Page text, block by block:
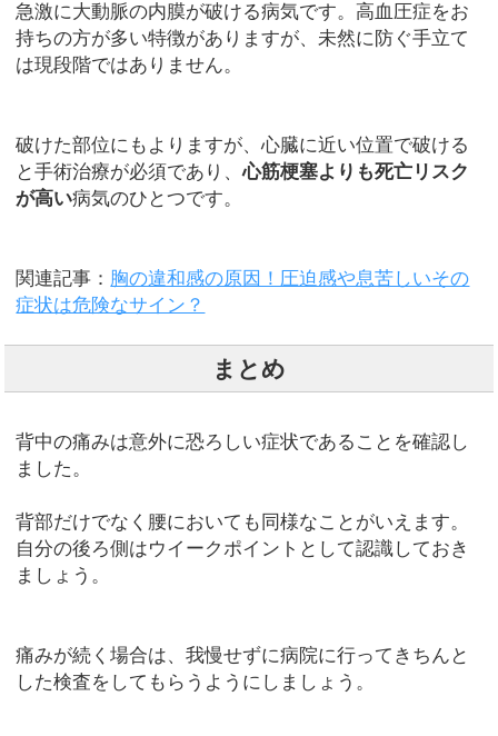
急激に大動脈の内膜が破ける病気です。高血圧症をお
持ちの方が多い特徴がありますが、未然に防ぐ手立て
は現段階ではありません。
破けた部位にもよりますが、心臓に近い位置で破ける
と手術治療が必須であり、心筋梗塞よりも死亡リスク
が高い病気のひとつです。
関連記事： 胸の違和感の原因！圧迫感や息苦しいその
症状は危険なサイン？
まとめ
背中の痛みは意外に恐ろしい症状であることを確認し
ました。
背部だけでなく腰においても同様なことがいえます。
自分の後ろ側はウイークポイントとして認識しておき
ましょう。
痛みが続く場合は、我慢せずに病院に行ってきちんと
した検査をしてもらうようにしましょう。